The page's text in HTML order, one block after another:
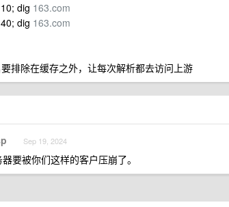
dig 163.com
dig 163.com
排除在缓存之外，让每次解析都去访问上游
Sep 19, 2024
器要被你们这样的客户压崩了。